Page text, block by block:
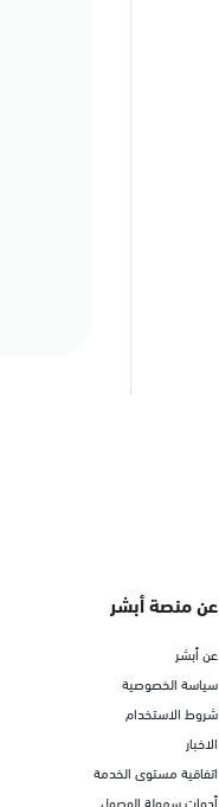
عن منصة أبشر
عن أبشر
سياسة الخصوصية
شروط الاستخدام
الاخبار
اتفاقية مستوى الخدمة
أدوات سهولة الوصول